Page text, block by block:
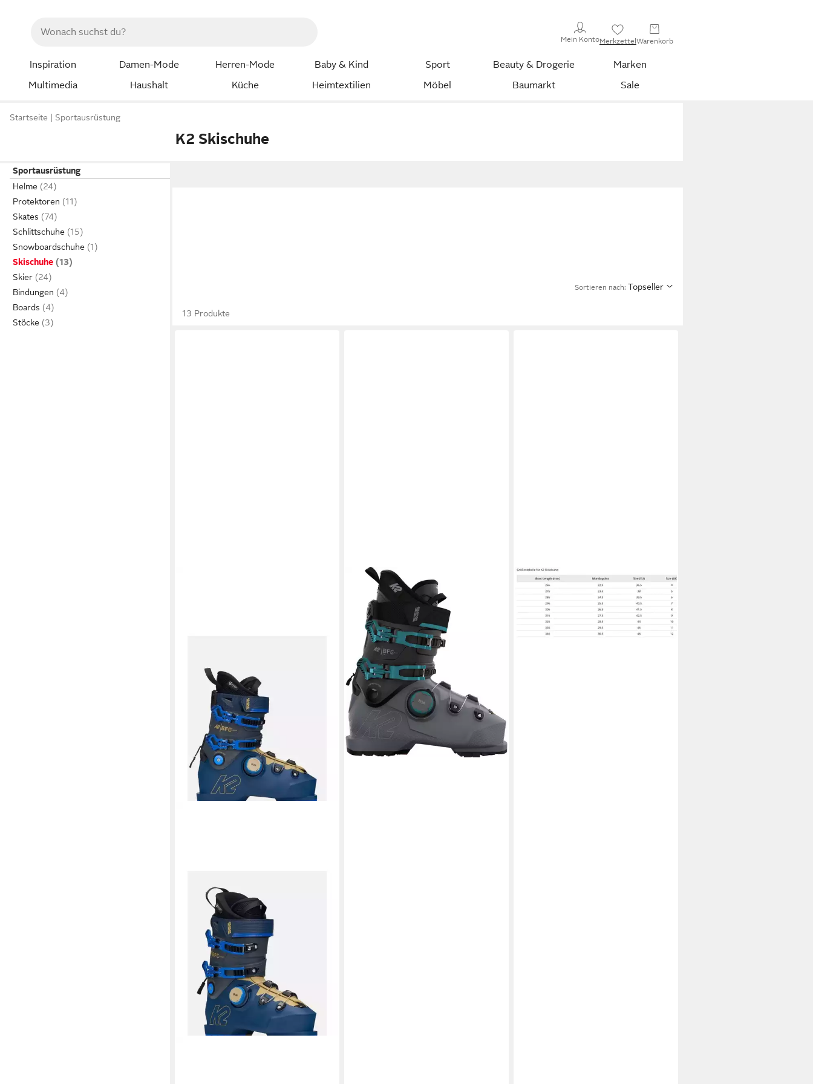
Mein KontoMerkzettelWarenkorb
Inspiration Damen-Mode Herren-Mode Baby & Kind Sport Beauty & Drogerie
Marken
Multimedia
Haushalt Küche Heimtextilien Möbel Baumarkt Sale
Startseite Sportausrüstung
K2 Skischuhe
Sportausrüstung
Helme
Protektoren
Skates
Schlittschuhe
Snowboardschuhe
Skischuhe
Skier
Bindungen
Boards
Stöcke
Sortieren nach: Topseller
13 Produkte
BFC 95 W BOA LTD DESIGN
Skischuh
ab 389,00 €
UVP450,00 €
-14%
lieferbar - in 5-6 Werktagen bei dir
BFC 100 BOA LTD Skischuh
389,99 €
450,00 €
lieferbar - in 3-4 Werktagen bei dir